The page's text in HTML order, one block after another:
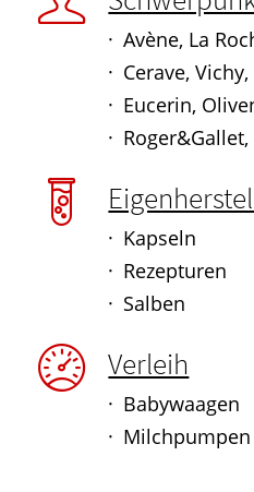
Avène, La
Cerave,
Eucerin,
Kapseln
Rezepturen
Salben
Verleih
Babywaagen
Milchpumpen